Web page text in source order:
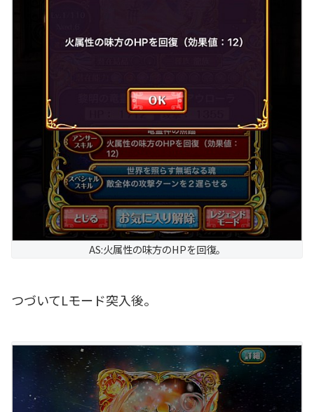
AS:火属性の味方のHPを回復。
つづいてLモード突入後。